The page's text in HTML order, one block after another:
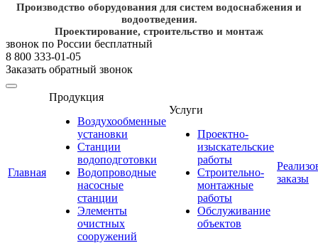
Производство оборудования для систем водоснабжения и
водоотведения.
Проектирование, строительство и монтаж
звонок по России бесплатный
8 800 333-01-05
Заказать обратный звонок
Главная
Продукция
Воздухообменные
установки
Станции
водоподготовки
Водопроводные
насосные
станции
Элементы
очистных
сооружений
Услуги
Проектно-
изыскательские
работы
Строительно-
монтажные
работы
Обслуживание
объектов
заказы